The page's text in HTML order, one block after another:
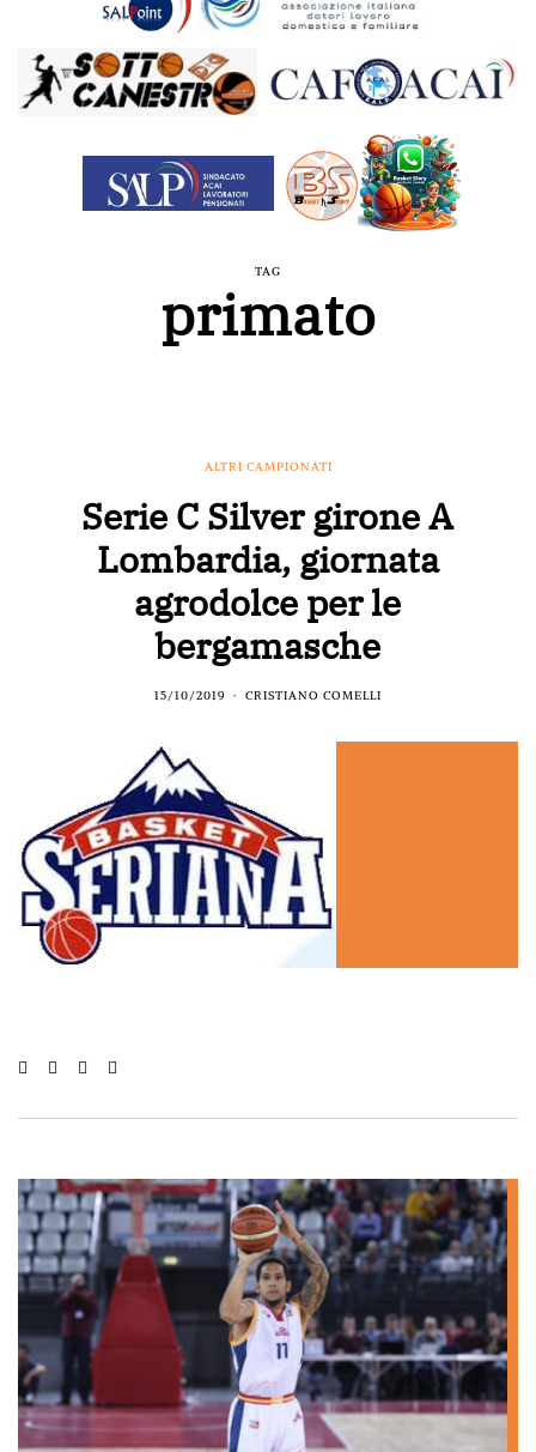
TAG
primato
ALTRI CAMPIONATI
Serie C Silver girone A
Lombardia, giornata
agrodolce per le
bergamasche
15/10/2019 CRISTIANO COMELLI